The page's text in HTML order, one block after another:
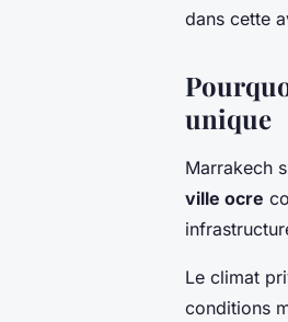
dans cette
unique
Marrakech
ville ocre
Le climat
conditions